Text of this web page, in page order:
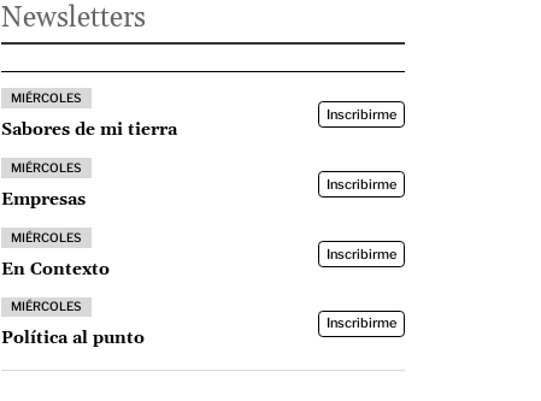
Newsletters
MIÉRCOLES
Sabores de mi tierra
Inscribirme
MIÉRCOLES
Empresas
Inscribirme
MIÉRCOLES
En Contexto
Inscribirme
MIÉRCOLES
Política al punto
Inscribirme